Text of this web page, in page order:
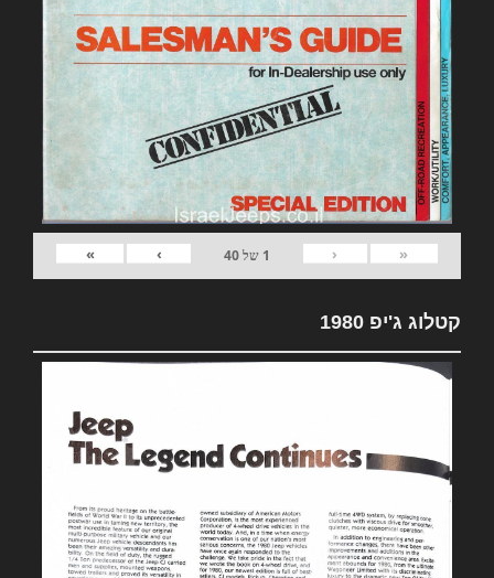
«
‹
1 של40
›
»
קטלוג ג'יפ 1980